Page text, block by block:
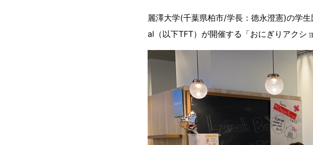
麗澤大学(千葉県柏市/学長：徳永澄憲)の学
al（以下TFT）が開催する「おにぎりアクシ